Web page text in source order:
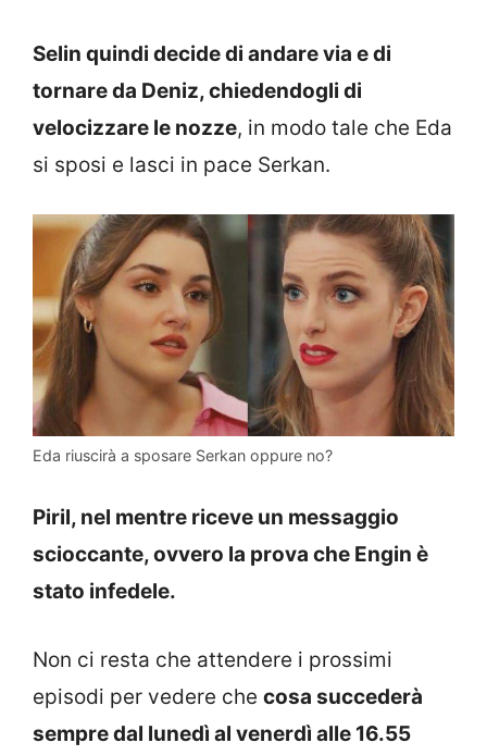
Selin quindi decide di andare via e di
tornare da Deniz, chiedendogli di
velocizzare le nozze, in modo tale che Eda
si sposi e lasci in pace Serkan.
Eda riuscirà a sposare Serkan oppure no?
Piril, nel mentre riceve un messaggio
scioccante, ovvero la prova che Engin è
stato infedele.
Non ci resta che attendere i prossimi
episodi per vedere che cosa succederà
sempre dal lunedì al venerdì alle 16.55